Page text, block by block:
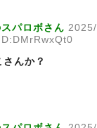
パロボさん
んか？